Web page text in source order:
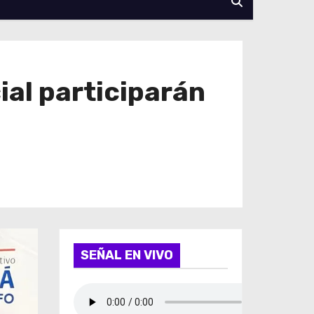
participarán
SEÑAL EN VIVO